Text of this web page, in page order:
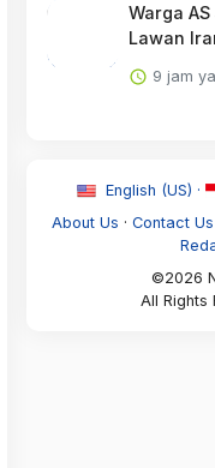
Warga
Lawan
9 jam
English (US) ·
About Us · Contact Us
©2026
All Rights